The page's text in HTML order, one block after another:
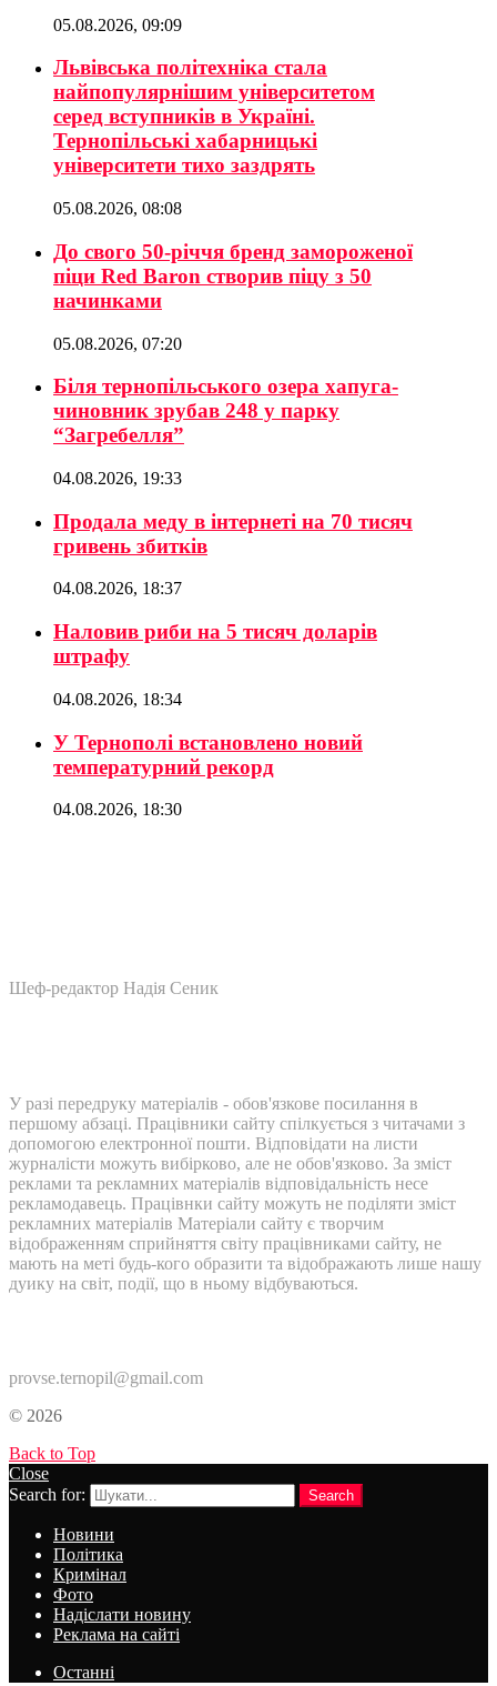
05.08.2026, 09:09
Львівська політехніка стала
найпопулярнішим університетом
серед вступників в Україні.
Тернопільські хабарницькі
університети тихо заздрять
05.08.2026, 08:08
До свого 50-річчя бренд замороженої
піци Red Baron створив піцу з 50
начинками
05.08.2026, 07:20
Біля тернопільського озера хапуга-
чиновник зрубав 248 у парку
“Загребелля”
04.08.2026, 19:33
Продала меду в інтернеті на 70 тисяч
гривень збитків
04.08.2026, 18:37
Наловив риби на 5 тисяч доларів
штрафу
04.08.2026, 18:34
У Тернополі встановлено новий
температурний рекорд
04.08.2026, 18:30
Шеф-редактор Надія Сеник
У разі передруку матеріалів - обов'язкове посилання в
першому абзаці. Працівники сайту спілкується з читачами з
допомогою електронної пошти. Відповідати на листи
журналісти можуть вибірково, але не обов'язково. За зміст
реклами та рекламних матеріалів відповідальність несе
рекламодавець. Працівнки сайту можуть не поділяти зміст
рекламних матеріалів Матеріали сайту є творчим
відображенням сприйняття світу працівниками сайту, не
мають на меті будь-кого образити та відображають лише нашу
дуику на світ, події, що в ньому відбуваються.
provse.ternopil@gmail.com
© 2026
Back to Top
Close
Search for:
Search
Новини
Політика
Кримінал
Фото
Надіслати новину
Реклама на сайті
Останні